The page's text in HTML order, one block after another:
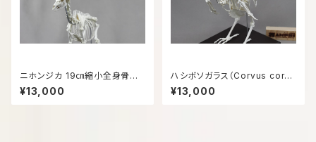
ニホンジカ 19㎝縮小全身骨格
レプリカ
¥13,000
ハシボソガラス（Corvus coron
e）等倍全身骨格模型
¥13,000